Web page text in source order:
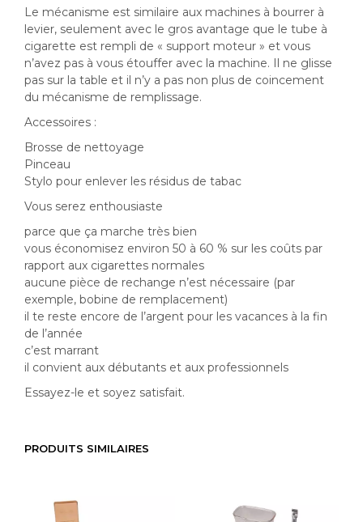
Le mécanisme est similaire aux machines à bourrer à
levier, seulement avec le gros avantage que le tube à
cigarette est rempli de « support moteur » et vous
n’avez pas à vous étouffer avec la machine. Il ne glisse
pas sur la table et il n’y a pas non plus de coincement
du mécanisme de remplissage.
Accessoires :
Brosse de nettoyage
Pinceau
Stylo pour enlever les résidus de tabac
Vous serez enthousiaste
parce que ça marche très bien
vous économisez environ 50 à 60 % sur les coûts par
rapport aux cigarettes normales
aucune pièce de rechange n’est nécessaire (par
exemple, bobine de remplacement)
il te reste encore de l’argent pour les vacances à la fin
de l’année
c’est marrant
il convient aux débutants et aux professionnels
Essayez-le et soyez satisfait.
PRODUITS SIMILAIRES